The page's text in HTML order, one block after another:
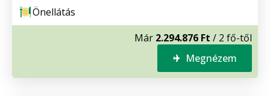
Önellátás
Már 2.294.876 Ft / 2 fő-től
Megnézem